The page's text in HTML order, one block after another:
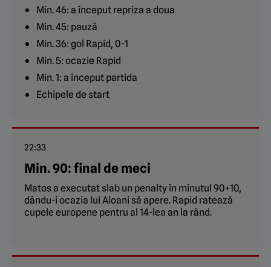
Min. 46: a început repriza a doua
Min. 45: pauză
Min. 36: gol Rapid, 0-1
Min. 5: ocazie Rapid
Min. 1: a început partida
Echipele de start
22:33
Min. 90: final de meci
Matos a executat slab un penalty în minutul 90+10,
dându-i ocazia lui Aioani să apere. Rapid ratează
cupele europene pentru al 14-lea an la rând.